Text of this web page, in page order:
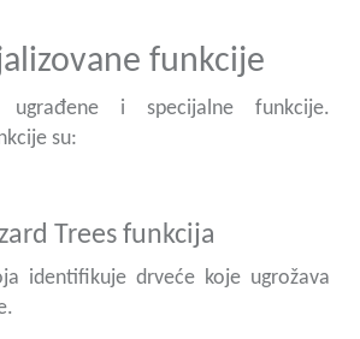
funkcije
i specijalne funkcije.
su:
Trees funkcija
identifikuje drveće koje ugrožava